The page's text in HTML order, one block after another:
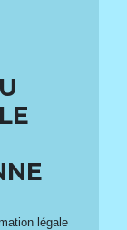
légale